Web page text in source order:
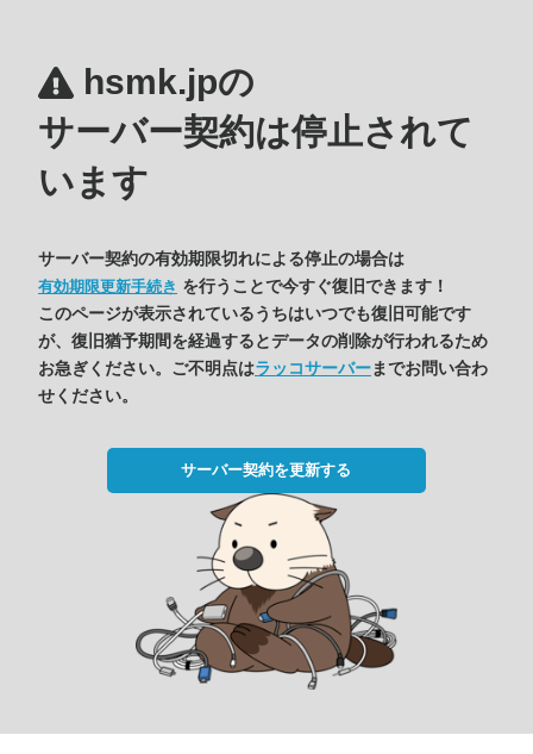
hsmk.jpの
サーバー契約は停止されて
います
サーバー契約の有効期限切れによる停止の場合は
有効期限更新手続き を行うことで今すぐ復旧できます！
このページが表示されているうちはいつでも復旧可能です
が、復旧猶予期間を経過するとデータの削除が行われるため
お急ぎください。ご不明点はラッコサーバーまでお問い合わ
せください。
サーバー契約を更新する